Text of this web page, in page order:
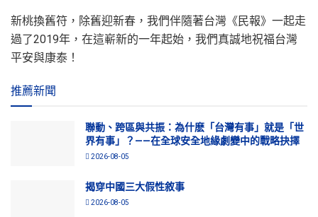
新桃換舊符，除舊迎新春，我們伴隨著台灣《民報》一起走
過了2019年，在這嶄新的一年起始，我們真誠地祝福台灣
平安與康泰！
推薦新聞
聯動、跨區與共振：為什麽「台灣有事」就是「世
界有事」？——在全球安全地緣劇變中的戰略抉擇
2026-08-05
揭穿中國三大假性敘事
2026-08-05